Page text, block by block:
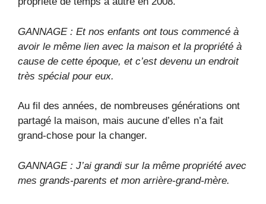
GANNAGE : Et nos enfants ont tous commencé à
avoir le même lien avec la maison et la propriété à
cause de cette époque, et c’est devenu un endroit
très spécial pour eux.
Au fil des années, de nombreuses générations ont
partagé la maison, mais aucune d’elles n’a fait
grand-chose pour la changer.
GANNAGE : J’ai grandi sur la même propriété avec
mes grands-parents et mon arrière-grand-mère.